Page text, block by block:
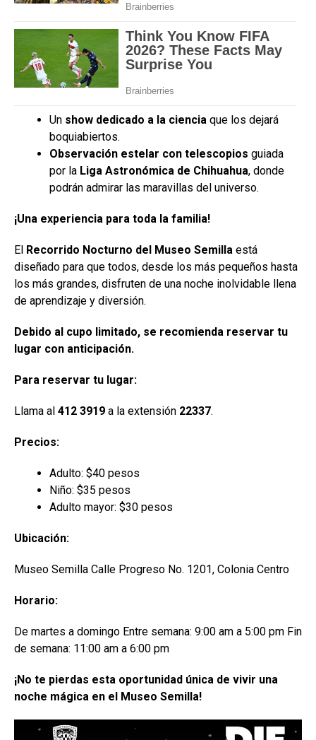
Un show dedicado a la ciencia que los dejará
boquiabiertos.
Observación estelar con telescopios guiada
por la Liga Astronómica de Chihuahua, donde
podrán admirar las maravillas del universo.
¡Una experiencia para toda la familia!
El Recorrido Nocturno del Museo Semilla está
diseñado para que todos, desde los más pequeños hasta
los más grandes, disfruten de una noche inolvidable llena
de aprendizaje y diversión.
Debido al cupo limitado, se recomienda reservar tu
lugar con anticipación.
Para reservar tu lugar:
Llama al 412 3919 a la extensión 22337.
Precios:
Adulto: $40 pesos
Niño: $35 pesos
Adulto mayor: $30 pesos
Ubicación:
Museo Semilla Calle Progreso No. 1201, Colonia Centro
Horario:
De martes a domingo Entre semana: 9:00 am a 5:00 pm Fin
de semana: 11:00 am a 6:00 pm
¡No te pierdas esta oportunidad única de vivir una
noche mágica en el Museo Semilla!